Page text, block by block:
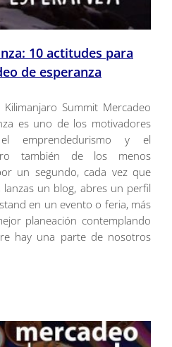
10 actitudes para
de esperanza
Summit Mercadeo
es uno de los motivadores
emprendedurismo y el
también de los menos
un segundo, cada vez que
un blog, abres un perfil
en un evento o feria, más
planeación contemplando
hay una parte de nosotros